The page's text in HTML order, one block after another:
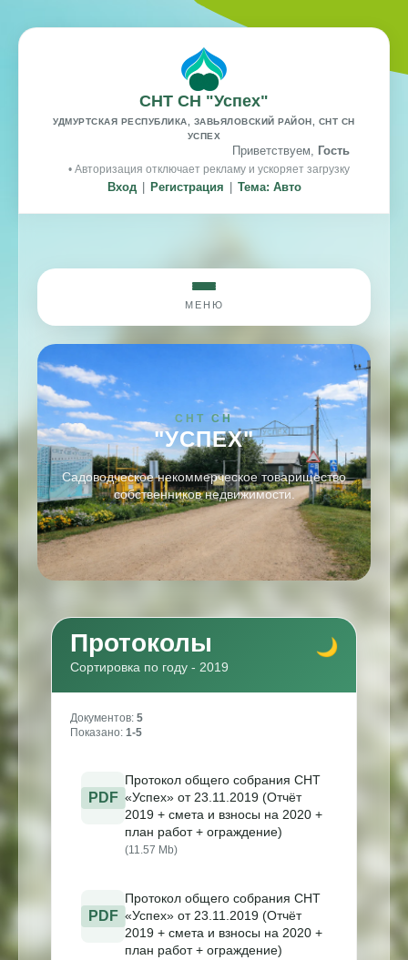
СНТ СН "Успех"
УДМУРТСКАЯ РЕСПУБЛИКА, ЗАВЬЯЛОВСКИЙ РАЙОН, СНТ СН
УСПЕХ
Приветствуем, Гость
• Авторизация отключает рекламу и ускоряет загрузку
Вход Регистрация Тема: Авто
МЕНЮ
СНТ СН
"УСПЕХ"
Садоводческое некоммерческое товарищество
собственников недвижимости.
Протоколы
Сортировка по году - 2019
Документов: 5
Показано: 1-5
PDF
Протокол общего собрания СНТ
«Успех» от 23.11.2019 (Отчёт
2019 + смета и взносы на 2020 +
план работ + ограждение)
(11.57 Mb)
PDF
Протокол общего собрания СНТ
«Успех» от 23.11.2019 (Отчёт
2019 + смета и взносы на 2020 +
план работ + ограждение)